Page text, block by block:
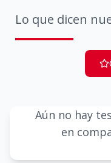
Lo que dicen
Aún no hay
en